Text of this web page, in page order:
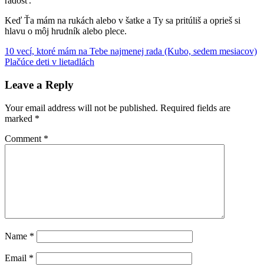
Keď Ťa mám na rukách alebo v šatke a Ty sa pritúliš a oprieš si
hlavu o môj hrudník alebo plece.
10
vecíKubko
Post
navigation
Previous
Post:
10 vecí, ktoré mám na Tebe najmenej rada (Kubo, sedem mesiacov)
Next
Plačúce deti v lietadlách
Leave a Reply
Your email address will not be published. Required fields are
marked *
Comment *
Name *
Email *